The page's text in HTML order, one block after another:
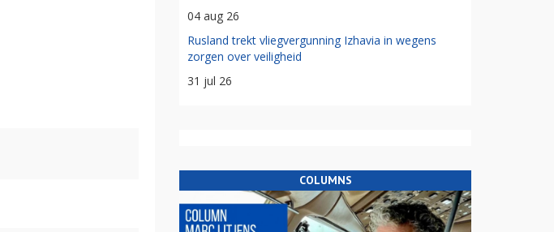
04 aug 26
Rusland trekt vliegvergunning Izhavia in wegens
zorgen over veiligheid
31 jul 26
COLUMNS